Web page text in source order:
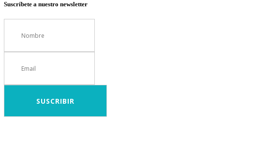
Suscríbete a nuestro newsletter